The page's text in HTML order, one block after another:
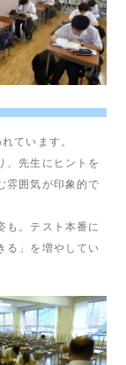
ています。
、先生にヒントを
雰囲気が印象的で
も。テスト本番に
る」を増やしてい